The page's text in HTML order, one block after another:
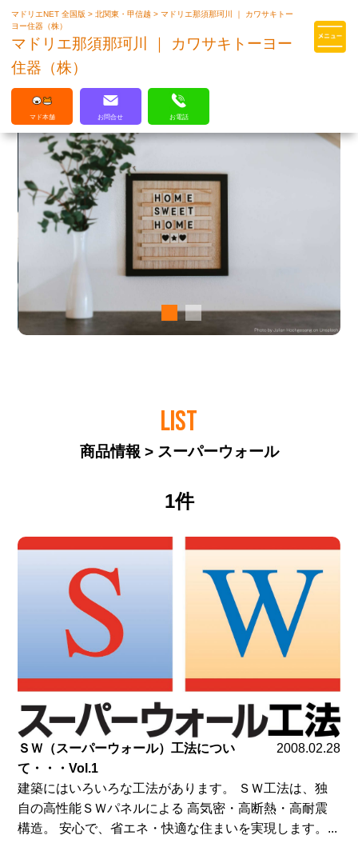
マドリエはLIXILの厳しい基準を
マドリエNET 全国版>北関東・甲信越>マドリエ那須那珂川 ｜ カワサキトー
ヨー住器（株）
マドリエ那須那珂川 ｜ カワサキトーヨー
住器（株）
マド本舗 お問合せ お電話
LIST
商品情報 > スーパーウォール
1件
ＳＷ（スーパーウォール）工法につい
て・・・Vol.1
2008.02.28
建築にはいろいろな工法があります。 ＳＷ工法は、独
自の高性能ＳＷパネルによる 高気密・高断熱・高耐震
構造。 安心で、省エネ・快適な住まいを実現します。...